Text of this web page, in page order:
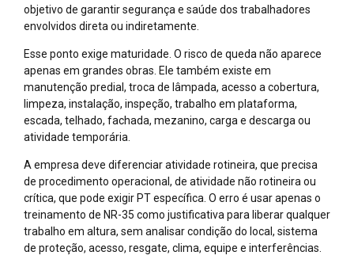
objetivo de garantir segurança e saúde dos trabalhadores
envolvidos direta ou indiretamente.
Esse ponto exige maturidade. O risco de queda não aparece
apenas em grandes obras. Ele também existe em
manutenção predial, troca de lâmpada, acesso a cobertura,
limpeza, instalação, inspeção, trabalho em plataforma,
escada, telhado, fachada, mezanino, carga e descarga ou
atividade temporária.
A empresa deve diferenciar atividade rotineira, que precisa
de procedimento operacional, de atividade não rotineira ou
crítica, que pode exigir PT específica. O erro é usar apenas o
treinamento de NR-35 como justificativa para liberar qualquer
trabalho em altura, sem analisar condição do local, sistema
de proteção, acesso, resgate, clima, equipe e interferências.